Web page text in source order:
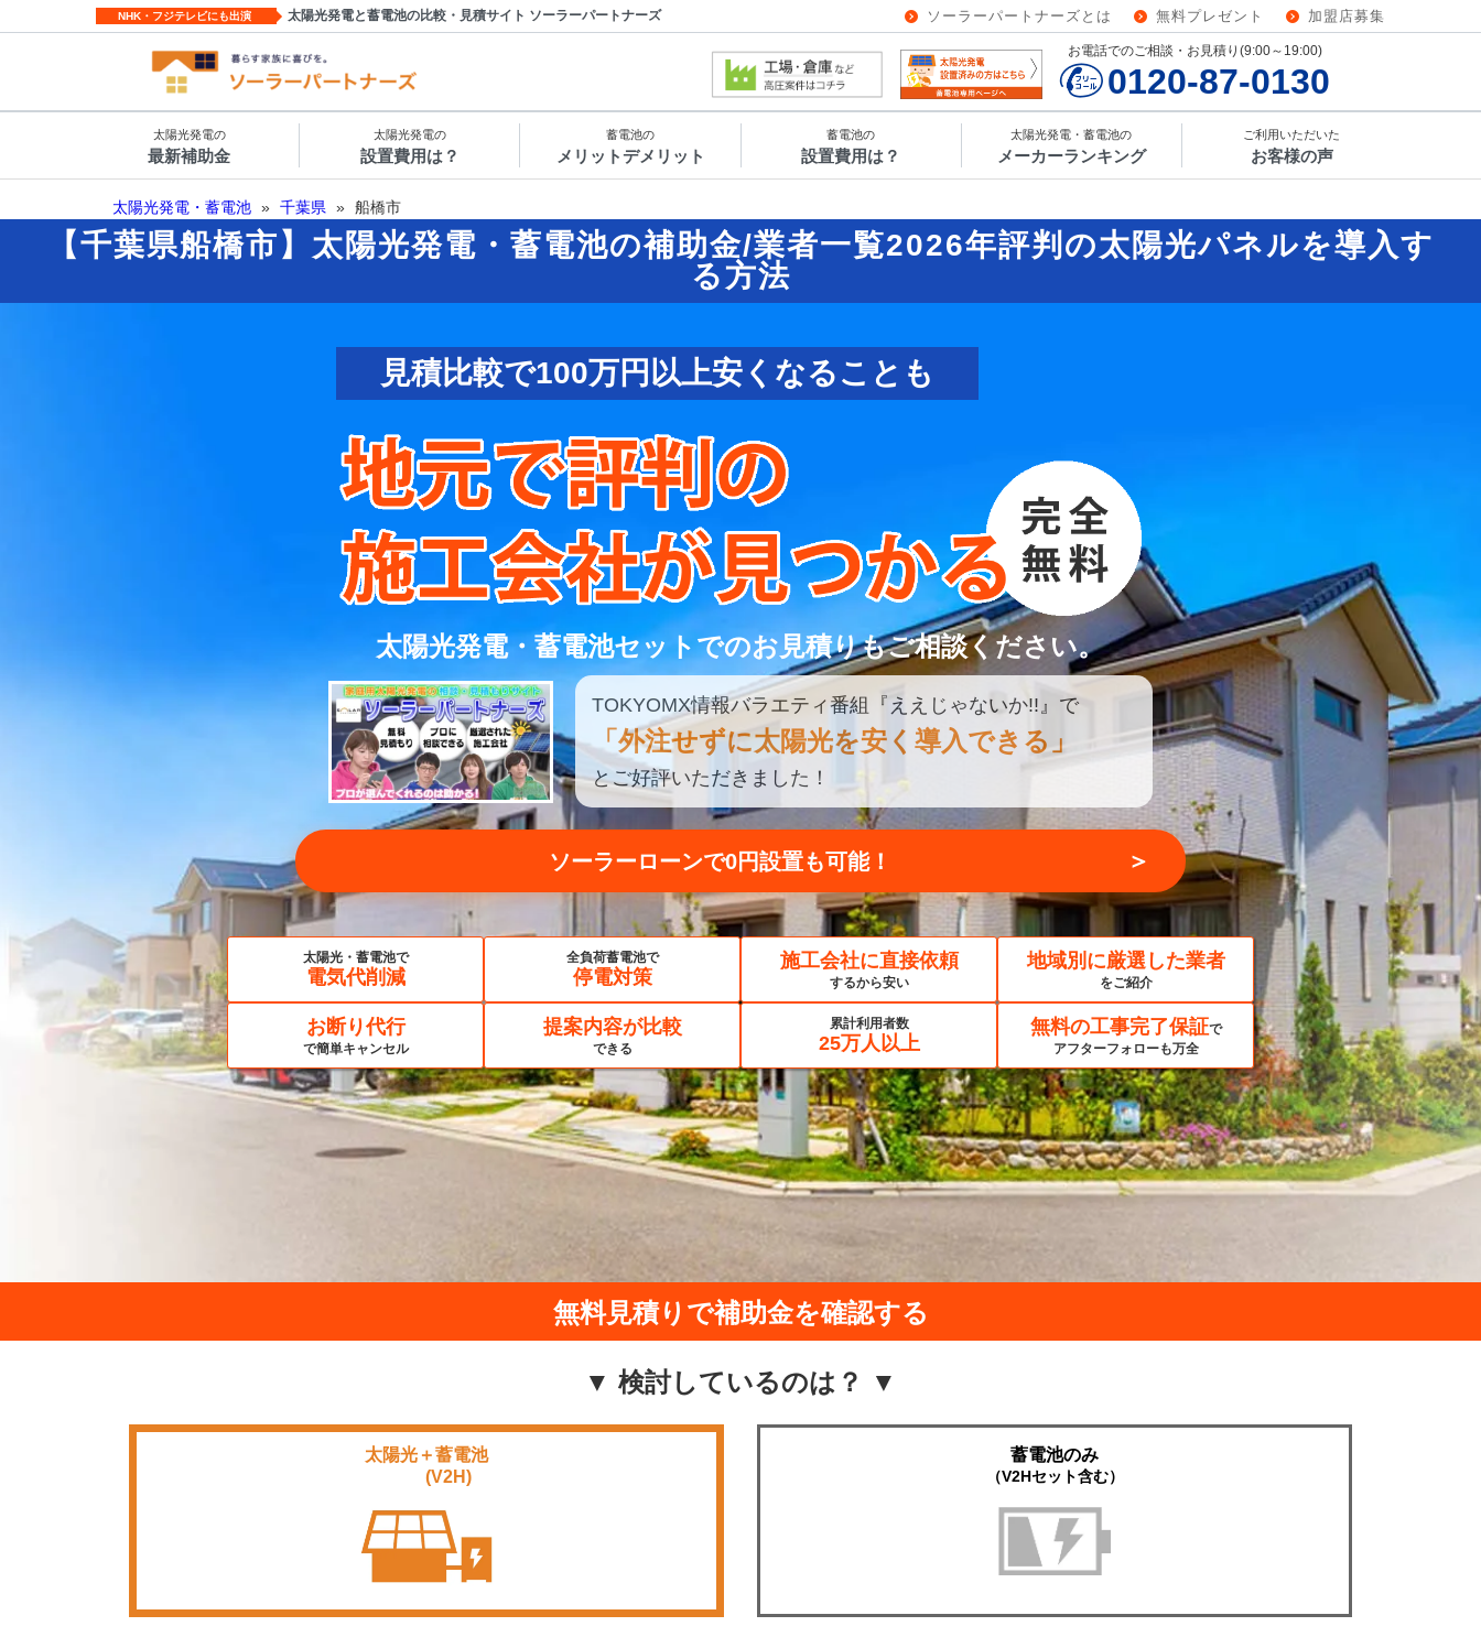
NHK・フジテレビにも出演 太陽光発電と蓄電池の比較・見積サイト ソーラーパートナーズ ソーラーパートナーズとは 無料プレゼント 加盟店募集
お電話でのご相談・お見積り(9:00～19:00)
0120-87-0130
太陽光発電の
最新補助金
太陽光発電の
設置費用は？
蓄電池の
メリットデメリット
蓄電池の
設置費用は？
太陽光発電・蓄電池の
メーカーランキング
ご利用いただいた
お客様の声
太陽光発電・蓄電池 » 千葉県 » 船橋市
【千葉県船橋市】太陽光発電・蓄電池の補助金/業者一覧2026年評判の太陽光パネルを導入す
る方法
見積比較で100万円以上安くなることも
太陽光発電・蓄電池セットでのお見積りもご相談ください。
TOKYOMX情報バラエティ番組 『ええじゃないか!!』で
「外注せずに太陽光を安く導入できる」
とご好評いただきました！
見積もり比較してみる ＞
太陽光・蓄電池で
電気代削減
全負荷蓄電池で
停電対策
施工会社に直接依頼
するから安い
地域別に厳選した業者
をご紹介
お断り代行
で簡単キャンセル
提案内容が比較
できる
累計利用者数
25万人以上
無料の工事完了保証で
アフターフォローも万全
無料見積りで補助金を確認する
▼ 検討しているのは？ ▼
太陽光＋蓄電池
(V2H)
蓄電池のみ
（V2Hセット含む）